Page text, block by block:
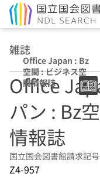
雑誌
Office Japan : Bz
空間 : ビジネス空
間情報誌
Office
パン : Bz
情報誌
国立国会図書館請求記号
Z4-957